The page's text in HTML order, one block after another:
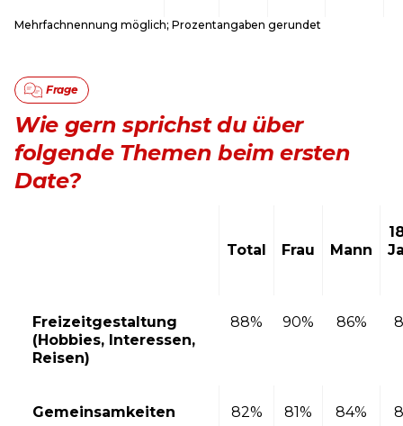
Mehrfachnennung möglich; Prozentangaben gerundet
Wie gern sprichst du über
folgende Themen beim ersten
Date?
Total Frau Mann
Freizeitgestaltung
(Hobbies, Interessen,
Reisen)
88% 90% 86%
Gemeinsamkeiten 82% 81% 84%